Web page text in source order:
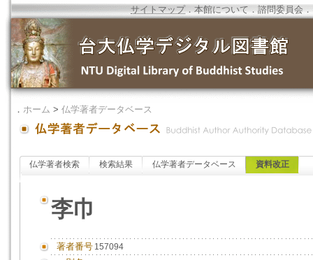
サイトマップ．本館について ．諮問委員会 ．
． ホーム > 仏学著者データベース
仏学著者検索 検索結果 仏学著者データベース 資料改正
李巾
著者番号 157094